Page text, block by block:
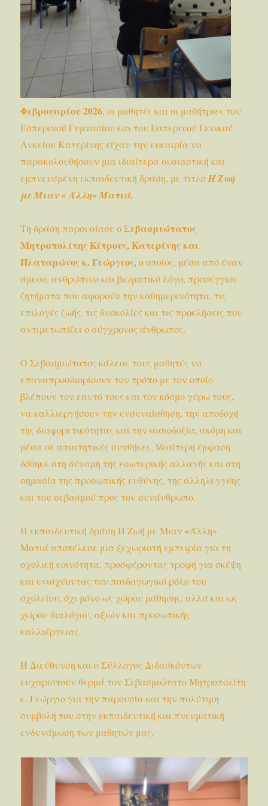
Φεβρουαρίου 2026, οι μαθητές και οι μαθήτριες του
Εσπερινού Γυμνασίου και του Εσπερινού Γενικού
Λυκείου Κατερίνης είχαν την ευκαιρία να
παρακολουθήσουν μια ιδιαίτερα ουσιαστική και
εμπνευσμένη εκπαιδευτική δράση, με τίτλο Η Ζωή
με Μιαν « Άλλη» Ματιά.
Τη δράση παρουσίασε οΣεβασμιώτατος
Μητροπολίτης Κίτρους, Κατερίνης και
Πλαταμώνος κ. Γεώργιος,ο οποίος, μέσα από έναν
άμεσο, ανθρώπινο και βιωματικό λόγο, προσέγγισε
ζητήματα που αφορούν την καθημερινότητα, τις
επιλογές ζωής, τις δυσκολίες και τις προκλήσεις που
αντιμετωπίζει ο σύγχρονος άνθρωπος.
Ο Σεβασμιώτατος κάλεσε τους μαθητές να
επαναπροσδιορίσουν τον τρόπο με τον οποίο
βλέπουν τον εαυτό τους και τον κόσμο γύρω τους,
να καλλιεργήσουν την ενσυναίσθηση, την αποδοχή
της διαφορετικότητας και την αισιοδοξία, ακόμη και
μέσα σε απαιτητικές συνθήκες. Ιδιαίτερη έμφαση
δόθηκε στη δύναμη της εσωτερικής αλλαγής και στη
σημασία της προσωπικής ευθύνης, της αλληλεγγύης
και του σεβασμού προς τον συνάνθρωπο.
Η εκπαιδευτική δράση Η Ζωή με Μιαν«Άλλη»
Ματιά αποτέλεσε μια ξεχωριστή εμπειρία για τη
σχολική κοινότητα, προσφέροντας τροφή για σκέψη
και ενισχύοντας τον παιδαγωγικό ρόλο του
σχολείου, όχι μόνο ως χώρου μάθησης, αλλά και ως
χώρου διαλόγου, αξιών και προσωπικής
καλλιέργειας.
Η Διεύθυνση και ο Σύλλογος Διδασκόντων
ευχαριστούν θερμά τον Σεβασμιώτατο Μητροπολίτη
κ. Γεώργιο για την παρουσία και την πολύτιμη
συμβολή του στην εκπαιδευτική και πνευματική
ενδυνάμωση των μαθητών μας.